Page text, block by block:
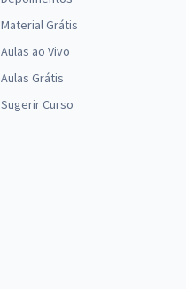
Material Grátis
Aulas ao Vivo
Aulas Grátis
Sugerir Curso